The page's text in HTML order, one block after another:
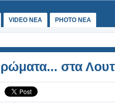
VIDEO NEA PHOTO NEA
στα